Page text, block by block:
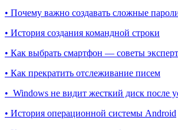
• Почему важно создавать сложные
• История создания командной строки
• Как выбрать смартфон — советы
• Как прекратить отслеживание писем
• Windows не видит жесткий диск после
• История операционной системы Android